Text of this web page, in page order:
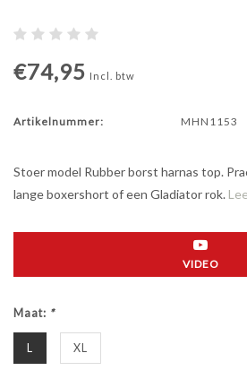
€74,95 Incl. btw
Artikelnummer: MHN1153
Stoer model Rubber borst harnas top.
lange boxershort of een Gladiator rok.
VIDEO
Maat: *
L XL